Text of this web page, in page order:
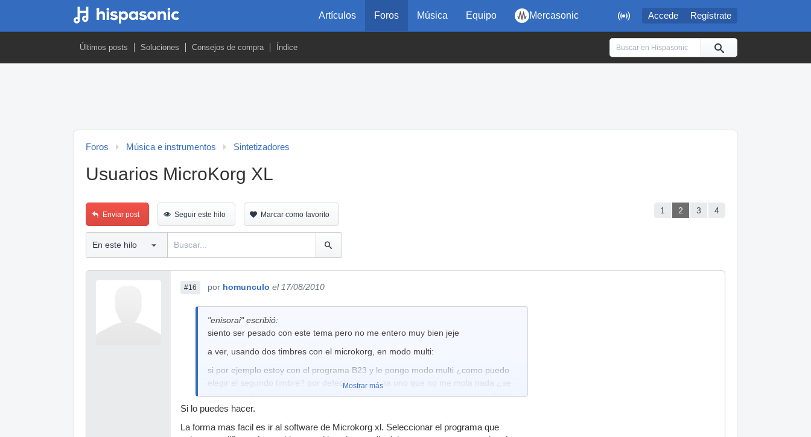
 Accede Regístrate
Artículos Foros Música Equipo Mercasonic
Últimos posts Soluciones Consejos de compra Índice
Foros Música e instrumentos Sintetizadores
Usuarios MicroKorg XL
1 2 3 4
Enviar post Seguir este hilo Marcar como favorito
#16 por homunculo el 17/08/2010
"enisorai" escribió:
siento ser pesado con este tema pero no me entero muy bien jeje
a ver, usando dos timbres con el microkorg, en modo multi:
si por ejemplo estoy con el programa B23 y le pongo modo multi ¿como puedo
elegir el segundo timbre? por defecto me suena uno que no me mola nada ¿se
puede cambiar el segundo timbre? en cuanto cambio de programa se pierde el
modo multi y vuelve a single.....
de todas formas, mirando la lista de programas, veo esto:
Mostrar más
Si lo puedes hacer.
La forma mas facil es ir al software de Microkorg xl. Seleccionar el programa que